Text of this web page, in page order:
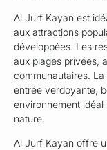
Al Jurf Kayan est
aux attractions
développées. Les
aux plages privées,
communautaires. La
entrée verdoyante,
environnement
nature.
Al Jurf Kayan offre